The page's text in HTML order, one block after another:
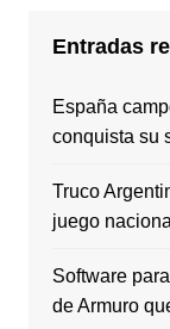
Entradas
España
conquista su
Truco
juego nacional
Software
de Armuro